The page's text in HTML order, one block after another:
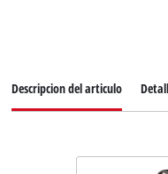
Descripcion del articulo